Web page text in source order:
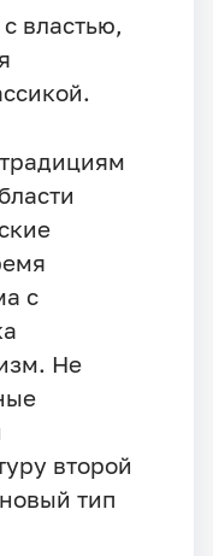
властью,
с
Не
второй
тип